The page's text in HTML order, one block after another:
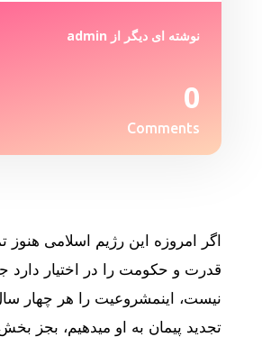
نوشته ای دیگر از admin
0
Comments
اگر امروزه این رژیم اسلامی هنوز
قدرت و حکومت را در اختیار دارد
نیست،
اینمشروعیت را هر چهار
تجدید پیمان به او میدهیم، بجز